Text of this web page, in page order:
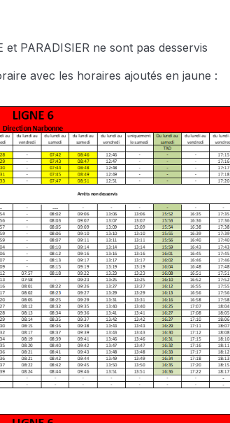
et PARADISIER ne sont pas desservis
avec les horaires ajoutés en jaune :